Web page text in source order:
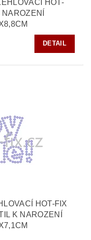
HOT-
DETAIL
HOT-FIX
K NAROZENÍ